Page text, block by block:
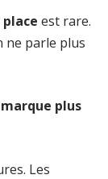
est rare.
ne parle plus
plus
Les